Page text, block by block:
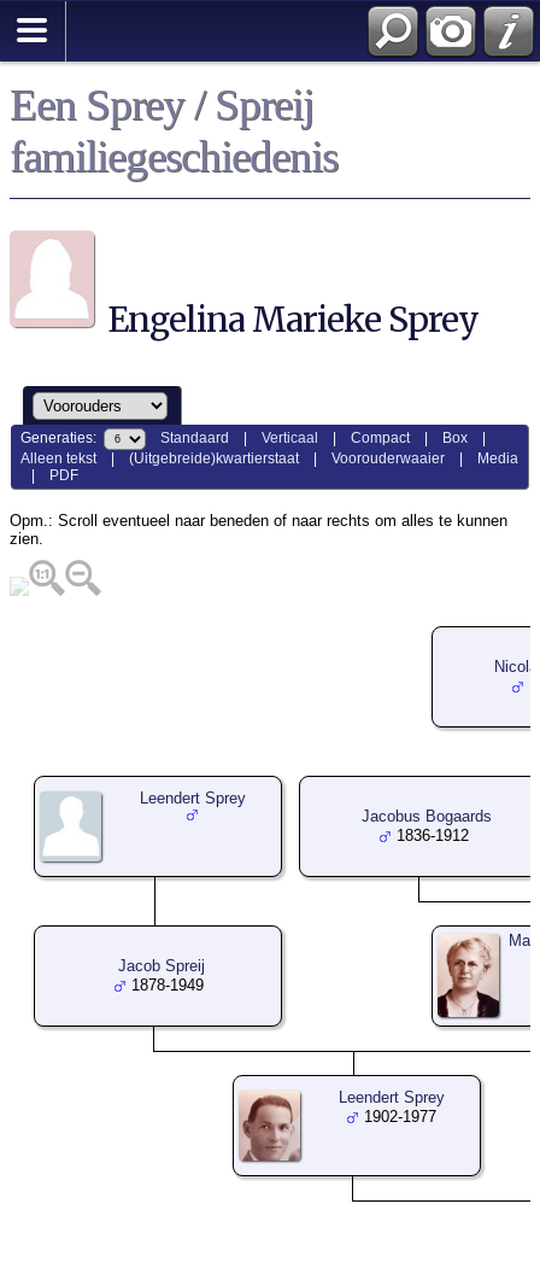
Een Sprey / Spreij
familiegeschiedenis
Engelina Marieke Sprey
Generaties: Standaard |Verticaal |Compact| Box
Alleen tekst|(Uitgebreide)kwartierstaat|Voorouderwaaier
Media
PDF
Opm.: Scroll eventueel naar beneden of naar rechts om alles te kunnen
zien.
Leendert Sprey
Jacobus Bogaards
1836-1912
Jacob Spreij
1878-1949
Leendert Sprey
1902-1977